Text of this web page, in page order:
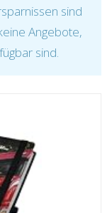
sind
Angebote,
sind.